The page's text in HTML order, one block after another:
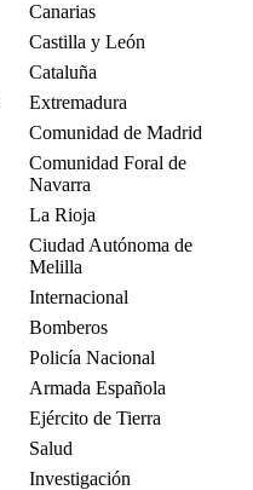
Canarias
Castilla y León
Cataluña
Extremadura
Comunidad de Madrid
Comunidad Foral de
Navarra
La Rioja
Ciudad Autónoma de
Melilla
Internacional
Bomberos
Policía Nacional
Armada Española
Ejército de Tierra
Salud
Investigación